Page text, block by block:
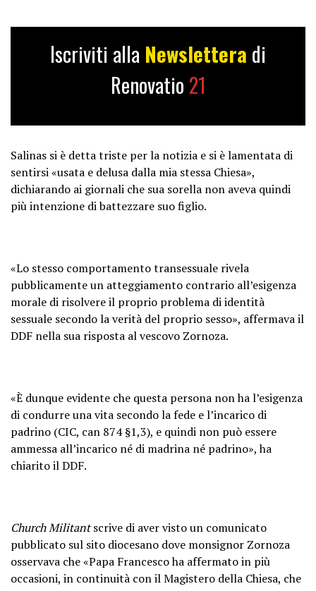
Iscriviti alla Newslettera di
Renovatio 21
Salinas si è detta triste per la notizia e si è lamentata di
sentirsi «usata e delusa dalla mia stessa Chiesa»,
dichiarando ai giornali che sua sorella non aveva quindi
più intenzione di battezzare suo figlio.
«Lo stesso comportamento transessuale rivela
pubblicamente un atteggiamento contrario all’esigenza
morale di risolvere il proprio problema di identità
sessuale secondo la verità del proprio sesso», affermava il
DDF nella sua risposta al vescovo Zornoza.
«È dunque evidente che questa persona non ha l’esigenza
di condurre una vita secondo la fede e l’incarico di
padrino (CIC, can 874 §1,3), e quindi non può essere
ammessa all’incarico né di madrina né padrino», ha
chiarito il DDF.
Church Militantscrive di aver visto un comunicato
pubblicato sul sito diocesano dove monsignor Zornoza
osservava che «Papa Francesco ha affermato in più
occasioni, in continuità con il Magistero della Chiesa, che